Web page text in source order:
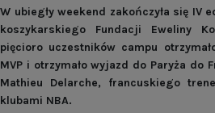
W ubiegły weekend zakończyła się IV
koszykarskiego Fundacji Eweliny
pięcioro uczestników campu
MVP i otrzymało wyjazd do Paryża do
Mathieu Delarche, francuskiego
klubami NBA.